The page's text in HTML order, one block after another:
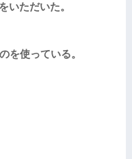
いただいた。
を使っている。